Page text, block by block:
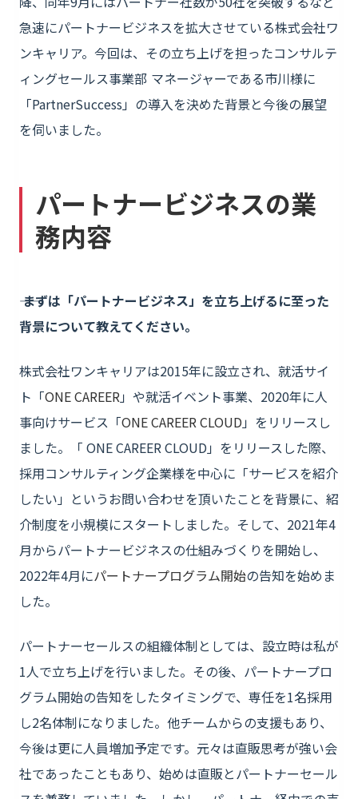
急速にパートナービジネスを拡大させている株式会社ワ
ンキャリア。今回は、その立ち上げを担ったコンサルテ
ィングセールス事業部 マネージャーである市川様に
「PartnerSuccess」の導入を決めた背景と今後の展望
を伺いました。
パートナービジネスの業
務内容
―― まずは「パートナービジネス」を立ち上げるに至った
背景について教えてください。
株式会社ワンキャリアは2015年に設立され、就活サイ
ト「ONE CAREER」や就活イベント事業、2020年に人
事向けサービス「ONE CAREER CLOUD」をリリースし
ました。「 ONE CAREER CLOUD」をリリースした際、
採用コンサルティング企業様を中心に「サービスを紹介
したい」というお問い合わせを頂いたことを背景に、紹
介制度を小規模にスタートしました。そして、2021年4
月からパートナービジネスの仕組みづくりを開始し、
2022年4月にパートナープログラム開始の告知を始めま
した。
パートナーセールスの組織体制としては、設立時は私が
1人で立ち上げを行いました。その後、パートナープロ
グラム開始の告知をしたタイミングで、専任を1名採用
し2名体制になりました。他チームからの支援もあり、
今後は更に人員増加予定です。元々は直販思考が強い会
社であったこともあり、始めは直販とパートナーセール